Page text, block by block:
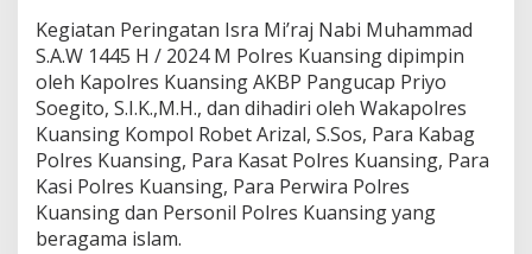
M
e
n
a
n
a
m
k
a
n
Kegiatan Peringatan Isra Mi’raj Nabi Muhammad
S.A.W 1445 H / 2024 M Polres Kuansing dipimpin
oleh Kapolres Kuansing AKBP Pangucap Priyo
Soegito, S.I.K.,M.H., dan dihadiri oleh Wakapolres
Kuansing Kompol Robet Arizal, S.Sos, Para Kabag
Polres Kuansing, Para Kasat Polres Kuansing, Para
Kasi Polres Kuansing, Para Perwira Polres
Kuansing dan Personil Polres Kuansing yang
beragama islam.